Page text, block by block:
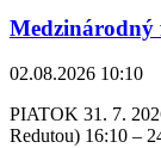
Medzinárodný
02.08.2026 10:10
PIATOK 31. 7.
Redutou) 16:10 –